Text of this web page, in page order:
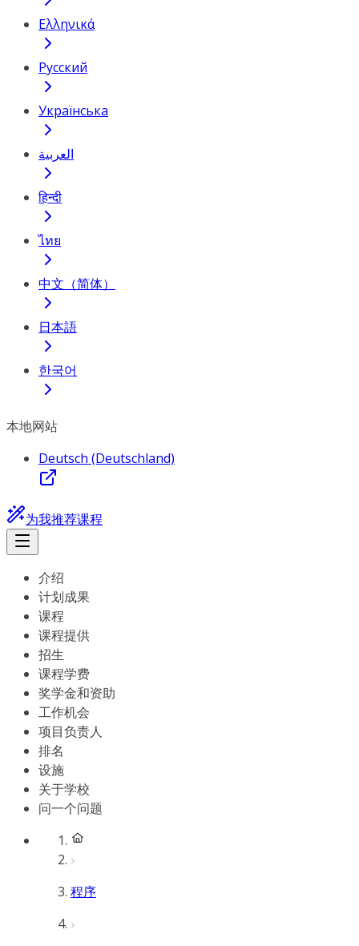
Ελληνικά
Русский
Українська
العربية
हिन्दी
ไทย
中文（简体）
日本語
한국어
本地网站
Deutsch (Deutschland)
为我推荐课程
介绍
计划成果
课程
课程提供
招生
课程学费
奖学金和资助
工作机会
项目负责人
排名
设施
关于学校
问一个问题
程序